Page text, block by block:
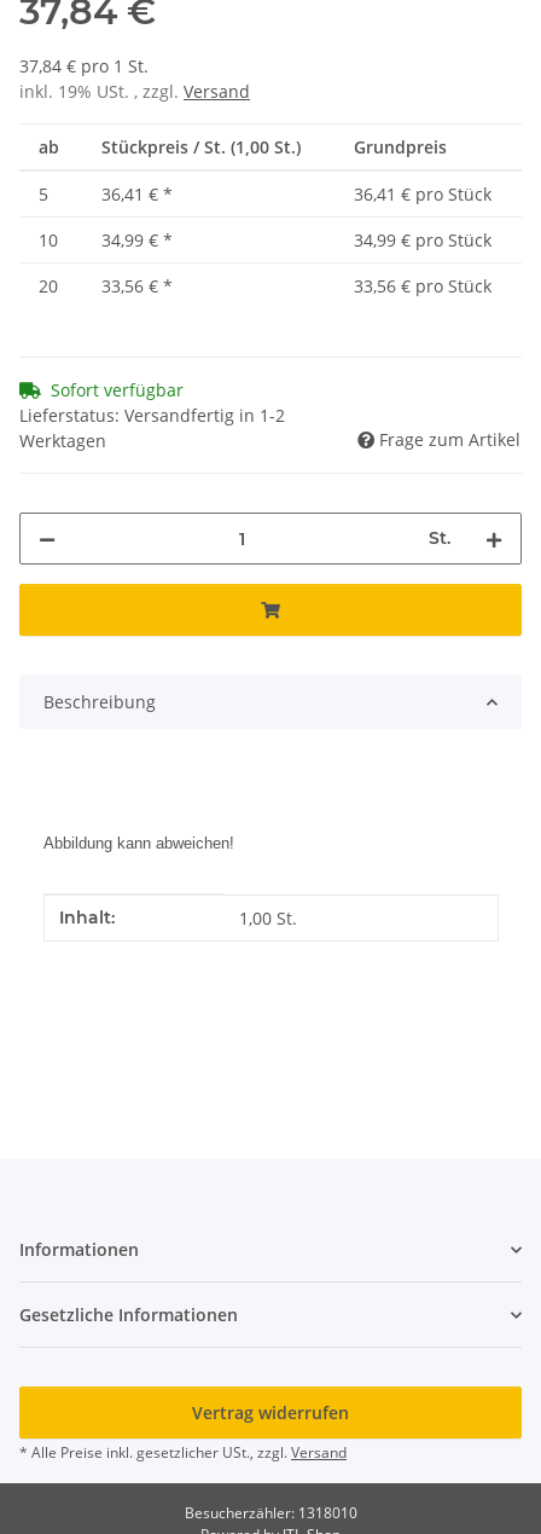
37,84 €
37,84 € pro 1 St.
inkl. 19% USt. , zzgl. Versand
ab Stückpreis / St. (1,00 St.) Grundpreis
5 36,41 € *
36,41 € pro Stück
10
34,99 € *
34,99 € pro Stück
20
33,56 € * 33,56 € pro Stück
Sofort verfügbar
Lieferstatus: Versandfertig in 1-2
Werktagen
Frage zum Artikel
St.
Beschreibung
Abbildung kann abweichen!
Produkteigenschaft
Wert
Inhalt: 1,00 St.
Informationen
Gesetzliche Informationen
Vertrag widerrufen
* Alle Preise inkl. gesetzlicher USt., zzgl.Versand
Besucherzähler: 1318010